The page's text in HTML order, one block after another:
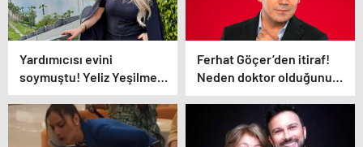
Yardımıcısı evini
soymuştu! Yeliz Yeşilmen
isyan etti
Ferhat Göçer’den itiraf!
Neden doktor olduğunu
açıkladı